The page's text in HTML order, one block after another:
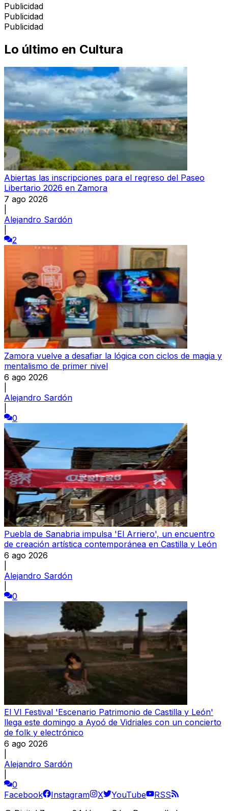
Publicidad
Publicidad
Publicidad
Lo último en Cultura
Abiertas las inscripciones para el regreso del Paseo
Libertario 2026 en Zamora
7 ago 2026
Alejandro Sardón
2
Zamora vuelve a desafiar la lógica con ciclos de magia y
mentalismo de primer nivel
6 ago 2026
Alejandro Sardón
0
Puebla de Sanabria impulsa 'El Arriero', un encuentro
de creación artística contemporánea en Castilla y León
6 ago 2026
Alejandro Sardón
0
El VI Festival 'Escenario Patrimonio de Castilla y León'
llega este domingo a Ayoó de Vidriales con un concierto
de folk y electrónico
6 ago 2026
Alejandro Sardón
0
Facebook
Instagram X YouTube
RSS